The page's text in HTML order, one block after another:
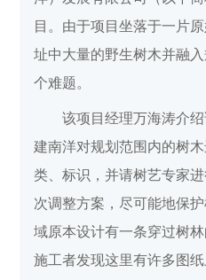
目。由于项目坐落于一片
址中大量的野生树木并融
个难题。
该项目经理万海涛介
建南洋对规划范围内的树
类、标识，并请树艺专家
次调整方案，尽可能地保
域原本设计有一条穿过树
施工者发现这里有许多图